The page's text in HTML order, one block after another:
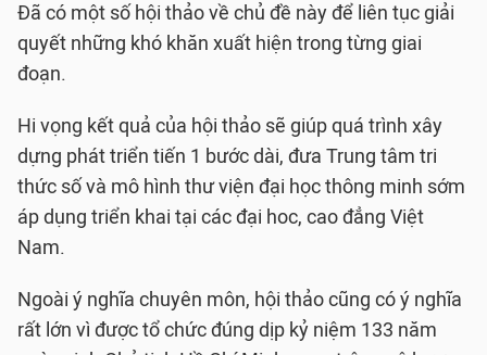
Đã có một số hội thảo về chủ đề này để liên tục giải
quyết những khó khăn xuất hiện trong từng giai
đoạn.
Hi vọng kết quả của hội thảo sẽ giúp quá trình xây
dựng phát triển tiến 1 bước dài, đưa Trung tâm tri
thức số và mô hình thư viện đại học thông minh sớm
áp dụng triển khai tại các đại hoc, cao đẳng Việt
Nam.
Ngoài ý nghĩa chuyên môn, hội thảo cũng có ý nghĩa
rất lớn vì được tổ chức đúng dịp kỷ niệm 133 năm